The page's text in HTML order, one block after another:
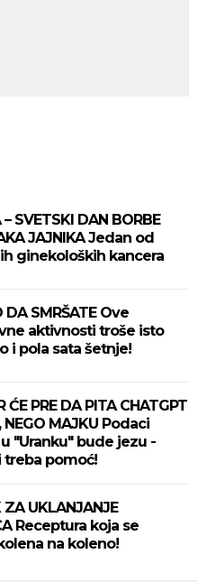
– SVETSKI DAN BORBE
JAJNIKA Jedan od
ginekoloških kancera
DA SMRŠATE Ove
aktivnosti troše isto
i pola sata šetnje!
ĆE PRE DA PITA CHATGPT
NEGO MAJKU Podaci
"Uranku" bude jezu -
treba pomoć!
ZA UKLANJANJE
Receptura koja se
na koleno!